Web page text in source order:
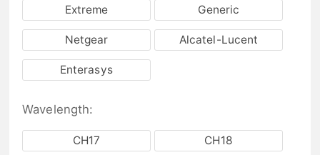
Extreme Generic
Netgear Alcatel-Lucent
Enterasys
Wavelength:
CH17 CH18